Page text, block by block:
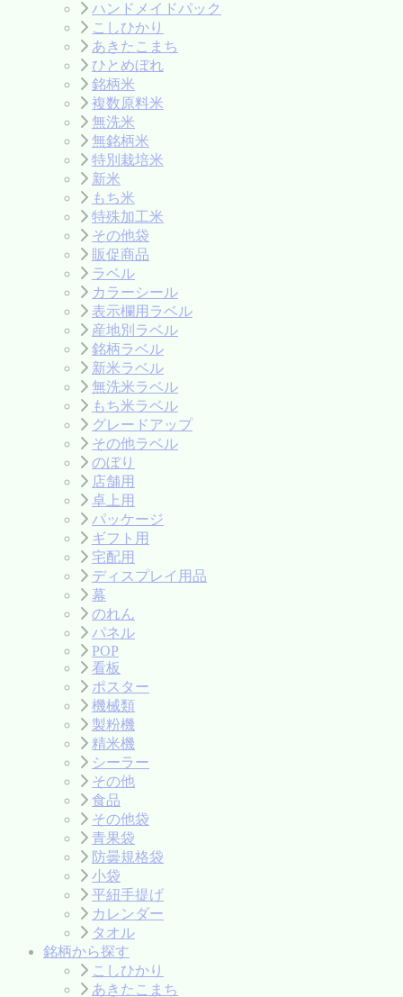
ハンドメイドパック
こしひかり
あきたこまち
ひとめぼれ
銘柄米
複数原料米
無洗米
無銘柄米
特別栽培米
新米
もち米
特殊加工米
その他袋
販促商品
ラベル
カラーシール
表示欄用ラベル
産地別ラベル
銘柄ラベル
新米ラベル
無洗米ラベル
もち米ラベル
グレードアップ
その他ラベル
のぼり
店舗用
卓上用
パッケージ
ギフト用
宅配用
ディスプレイ用品
幕
のれん
パネル
POP
看板
ポスター
機械類
製粉機
精米機
シーラー
その他
食品
その他袋
青果袋
防曇規格袋
小袋
平紐手提げ
カレンダー
タオル
銘柄から探す
こしひかり
あきたこまち